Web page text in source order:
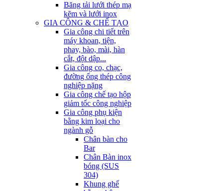
Băng tải lưới thép mạ
kẽm và lưới inox
GIA CÔNG & CHẾ TẠO
Gia công chi tiết trên
máy khoan, tiện,
phay, bào, mài, hàn
cắt, đột dập...
Gia công co, chạc,
đường ống thép công
nghiệp nặng
Gia công chế tạo hộp
giảm tốc công nghiệp
Gia công phụ kiện
bằng kim loại cho
ngành gỗ
Chân bàn cho
Bar
Chân Bàn inox
bóng (SUS
304)
Khung ghế